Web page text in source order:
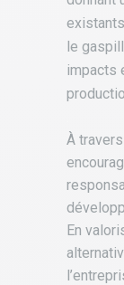
le
impacts
À
En